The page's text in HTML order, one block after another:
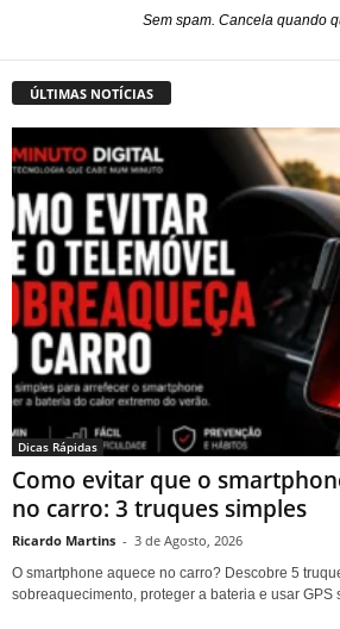
Sem spam. Cancela quando
ÚLTIMAS NOTÍCIAS
Dicas Rápidas
Como evitar que o
no carro: 3 truques simples
Ricardo Martins - 3 de Agosto, 2026
O smartphone aquece no carro? Descobre 5
sobreaquecimento, proteger a bateria e usar GPS